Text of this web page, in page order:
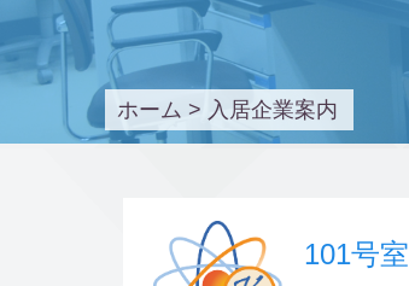
ホーム > 入居企業案内
101号室